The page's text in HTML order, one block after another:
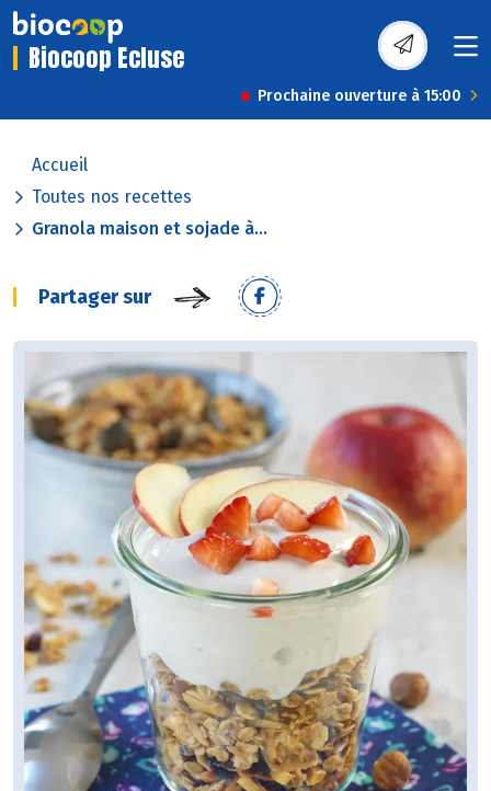
Biocoop Ecluse
Prochaine ouverture à 15:00
Accueil
Toutes nos recettes
Granola maison et sojade à...
Partager sur